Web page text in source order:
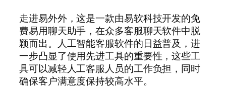
走进易外外，这是一款由易软科技开发的免
费易用聊天助手，在众多客服聊天软件中脱
颖而出。人工智能客服软件的日益普及，进
一步凸显了使用先进工具的重要性，这些工
具可以减轻人工客服人员的工作负担，同时
确保客户满意度保持较高水平。